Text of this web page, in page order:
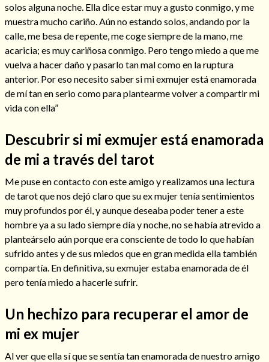
Consulta de tarot online
Hechizo de alejamiento
solos alguna noche. Ella dice estar muy a gusto conmigo, y me
muestra mucho cariño. Aún no estando solos, andando por la
calle, me besa de repente, me coge siempre de la mano, me
acaricia; es muy cariñosa conmigo. Pero tengo miedo a que me
vuelva a hacer daño y pasarlo tan mal como en la ruptura
anterior. Por eso necesito saber si mi exmujer está enamorada
de mí tan en serio como para plantearme volver a compartir mi
vida con ella”
Descubrir si mi exmujer está enamorada
de mi a través del tarot
Me puse en contacto con este amigo y realizamos una lectura
de tarot que nos dejó claro que su ex mujer tenía sentimientos
muy profundos por él, y aunque deseaba poder tener a este
hombre ya a su lado siempre día y noche, no se había atrevido a
planteárselo aún porque era consciente de todo lo que habían
sufrido antes y de sus miedos que en gran medida ella también
compartía. En definitiva, su exmujer estaba enamorada de él
pero tenía miedo a hacerle sufrir.
Un hechizo para recuperar el amor de
mi ex mujer
Al ver que ella sí que se sentía tan enamorada de nuestro amigo